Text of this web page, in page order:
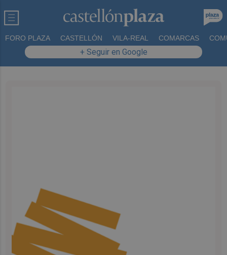
FORO PLAZA CASTELLÓN VILA-REAL COMARCAS
+ Seguir en Google